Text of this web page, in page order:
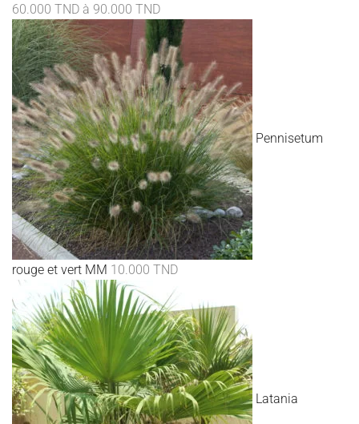
60.000 TND à 90.000 TND
Pennisetum
rouge et vert MM 10.000 TND
Latania